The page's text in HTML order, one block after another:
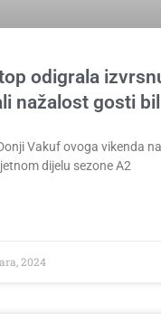
odigrala
nažalost gosti
Vakuf ovoga vikenda
dijelu sezone A2
2024